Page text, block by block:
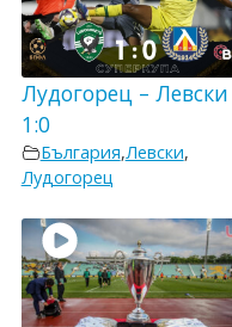
Лудогорец – Левски
1:0
България,Левски,
Лудогорец